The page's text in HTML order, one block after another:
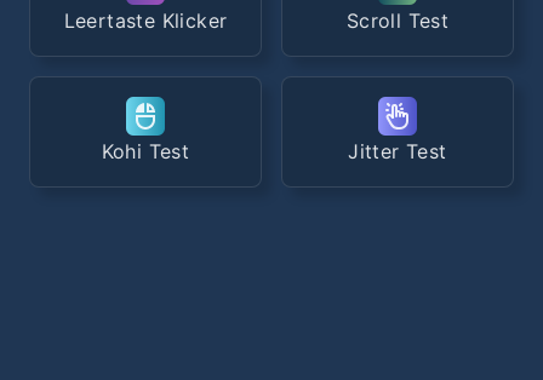
Leertaste Klicker Scroll Test
Kohi Test Jitter Test